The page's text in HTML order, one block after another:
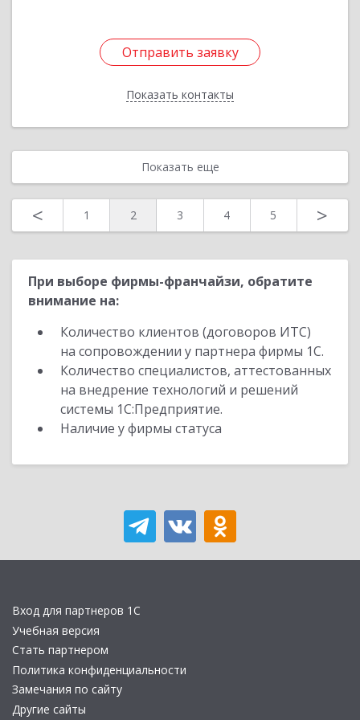
Отправить заявку
Показать контакты
Отправить заявку
Назад
Показать еще
< 1 2 3 4 5 >
При выборе фирмы-франчайзи, обратите
внимание на:
Количество клиентов (договоров ИТС)
на сопровождении у партнера фирмы 1С.
Количество специалистов, аттестованных
на внедрение технологий и решений
системы 1С:Предприятие.
Наличие у фирмы статуса
Вход для партнеров 1С
Учебная версия
Стать партнером
Политика конфиденциальности
Замечания по сайту
Другие сайты